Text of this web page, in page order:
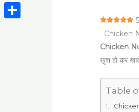
5
Chicken
Chicken
खुश हो कर
Table
Pinterest